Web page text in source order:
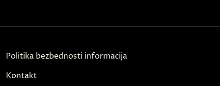
Politika bezbednosti informacija
Kontakt